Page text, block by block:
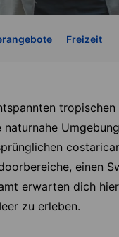
Freizeit
einen
erwarten dich
zu erleben.